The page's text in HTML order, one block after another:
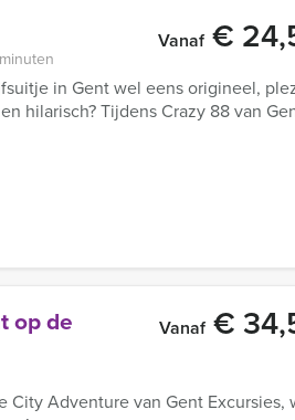
Vanaf€
in Gent wel eens origineel,
hilarisch? Tijdens Crazy 88 van
op de Vanaf€
City Adventure van Gent Excursies,